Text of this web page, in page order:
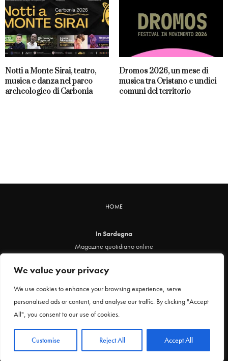
We value your privacy
We use cookies to enhance your browsing experience, serve
personalised ads or content, and analyse our traffic. By clicking "Accept
All", you consent to our use of cookies.
Customise Reject All Accept All
Notti a Monte Sirai, teatro,
musica e danza nel parco
archeologico di Carbonia
Dromos 2026, un mese di
musica tra Oristano e undici
comuni del territorio
HOME
In Sardegna
Magazine quotidiano online
Direttore responsabile ed editore: Claudia Marin
Piazza Santa Chiara, 49 - 00186 - Roma
P.IVA 12912621005
Testata online registrata al Tribunale di Roma al n. 29 del 24 febbraio 2021